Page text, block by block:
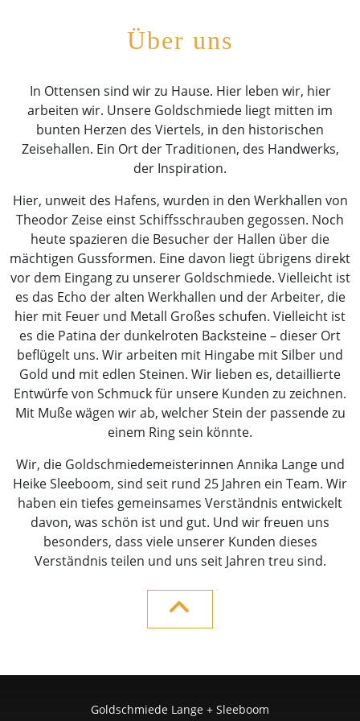
Über uns
In Ottensen sind wir zu Hause. Hier leben wir, hier
arbeiten wir. Unsere Goldschmiede liegt mitten im
bunten Herzen des Viertels, in den historischen
Zeisehallen. Ein Ort der Traditionen, des Handwerks,
der Inspiration.
Hier, unweit des Hafens, wurden in den Werkhallen von
Theodor Zeise einst Schiffsschrauben gegossen. Noch
heute spazieren die Besucher der Hallen über die
mächtigen Gussformen. Eine davon liegt übrigens direkt
vor dem Eingang zu unserer Goldschmiede. Vielleicht ist
es das Echo der alten Werkhallen und der Arbeiter, die
hier mit Feuer und Metall Großes schufen. Vielleicht ist
es die Patina der dunkelroten Backsteine – dieser Ort
beflügelt uns. Wir arbeiten mit Hingabe mit Silber und
Gold und mit edlen Steinen. Wir lieben es, detaillierte
Entwürfe von Schmuck für unsere Kunden zu zeichnen.
Mit Muße wägen wir ab, welcher Stein der passende zu
einem Ring sein könnte.
Wir, die Goldschmiedemeisterinnen Annika Lange und
Heike Sleeboom, sind seit rund 25 Jahren ein Team. Wir
haben ein tiefes gemeinsames Verständnis entwickelt
davon, was schön ist und gut. Und wir freuen uns
besonders, dass viele unserer Kunden dieses
Verständnis teilen und uns seit Jahren treu sind.
Goldschmiede Lange + Sleeboom